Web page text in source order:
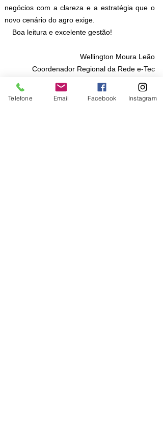
negócios com a clareza e a estratégia que o
novo cenário do agro exige.
Boa leitura e excelente gestão!
Wellington Moura Leão
Coordenador Regional da Rede e-Tec
Serviço Nacional de Aprendizagem Rural –
Senar-RO
Telefone Email Facebook Instagram